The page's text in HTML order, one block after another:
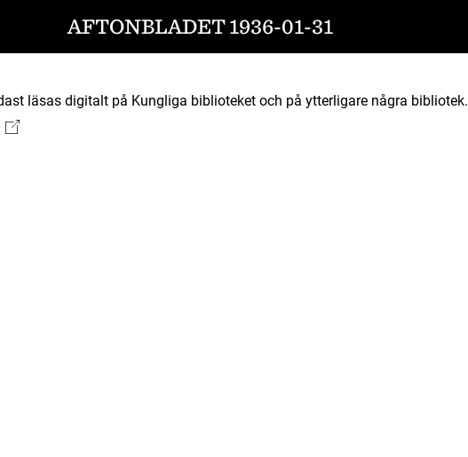
AFTONBLADET 1936-01-31
läsas digitalt på Kungliga biblioteket och på ytterligare några bibliotek.